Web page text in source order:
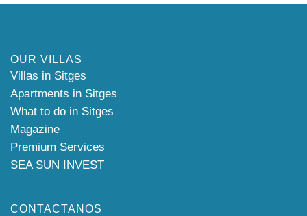
OUR VILLAS
Villas in Sitges
Apartments in Sitges
What to do in Sitges
Magazine
Premium Services
SEA SUN INVEST
CONTACTANOS